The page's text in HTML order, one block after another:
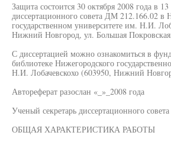
Защита состоится 30 октября 2008 года в
диссертационного совета ДМ 212.166.02 в
государственном университете им. Н.И.
Нижний Новгород, ул. Большая
С диссертацией можно ознакомиться в
библиотеке Нижегородского
Н.И. Лобачевскохо (603950, Нижний
Автореферат разослан «_»_2008 года
Ученый секретарь диссертационного
ОБЩАЯ ХАРАКТЕРИСТИКА РАБОТЫ